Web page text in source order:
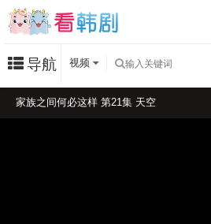
导航 视频
家族之间何必这样 第21集 天空